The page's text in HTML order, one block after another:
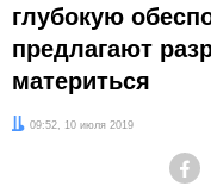
глубокую
предлагают
материться
Дата:09:52, 10 июля 2019